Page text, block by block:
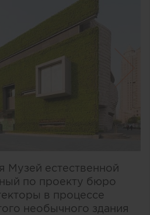
Музей естественной
по проекту бюро
в процессе
необычного здания